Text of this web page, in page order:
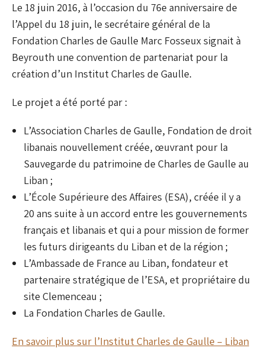
Le 18 juin 2016, à l’occasion du 76e anniversaire de
l’Appel du 18 juin, le secrétaire général de la
Fondation Charles de Gaulle Marc Fosseux signait à
Beyrouth une convention de partenariat pour la
création d’un Institut Charles de Gaulle.
Le projet a été porté par :
L’Association Charles de Gaulle, Fondation de droit
libanais nouvellement créée, œuvrant pour la
Sauvegarde du patrimoine de Charles de Gaulle au
Liban ;
L’École Supérieure des Affaires (ESA), créée il y a
20 ans suite à un accord entre les gouvernements
français et libanais et qui a pour mission de former
les futurs dirigeants du Liban et de la région ;
L’Ambassade de France au Liban, fondateur et
partenaire stratégique de l’ESA, et propriétaire du
site Clemenceau ;
La Fondation Charles de Gaulle.
En savoir plus sur l’Institut Charles de Gaulle – Liban